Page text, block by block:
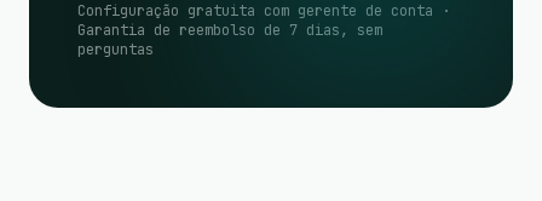
Configuração gratuita com gerente de conta ·
Garantia de reembolso de 7 dias, sem
perguntas